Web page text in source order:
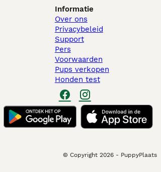
Informatie
Over ons
Privacybeleid
Support
Pers
Voorwaarden
Pups verkopen
Honden test
© Copyright 2026 - PuppyPlaats